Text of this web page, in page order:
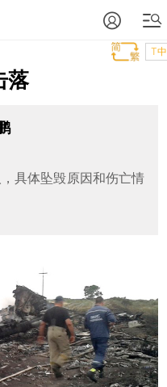
T中
落
具体坠毁原因和伤亡情